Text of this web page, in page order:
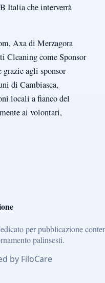
Italia che interverrà
Axa di Merzagora
Cleaning come Sponsor
agli sponsor
di Cambiasca,
locali a fianco del
ai volontari,
per pubblicazione
palinsesti.
by FiloCare